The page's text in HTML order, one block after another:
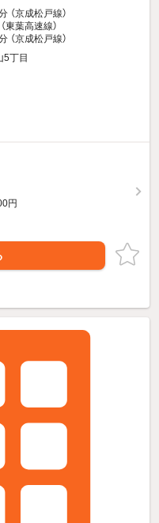
（京成松戸線）
東葉高速線）
（京成松戸線）
5丁目
円